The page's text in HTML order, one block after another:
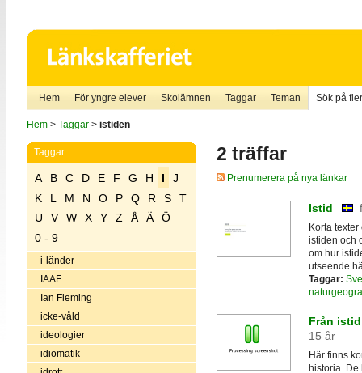
Hem För yngre elever Skolämnen Taggar Teman Sök på
Hem> Taggar> istiden
Taggar
A B C D E F G H I
J
K
L M N O P Q R S
T
U
V W X Y Z Å Ä
Ö
0 - 9
i-länder
IAAF
Ian Fleming
icke-våld
ideologier
idiomatik
2 träffar
Prenumerera på nya länkar
Istid
Korta
istiden och
om hur
utseende
Taggar:
Från
15 år
Här finns
historia.